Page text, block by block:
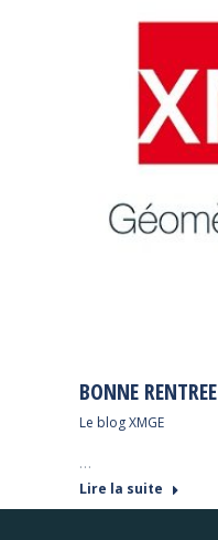
BONNE RENTREE
Le blog XMGE
…
Lire la suite